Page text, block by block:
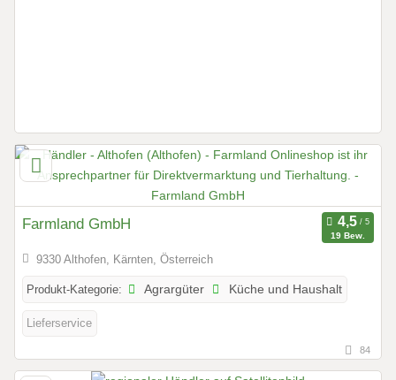
Farmland GmbH
19 Bew.
9330 Althofen, Kärnten, Österreich
Produkt-Kategorie: Agrargüter Küche und Haushalt
Lieferservice
84